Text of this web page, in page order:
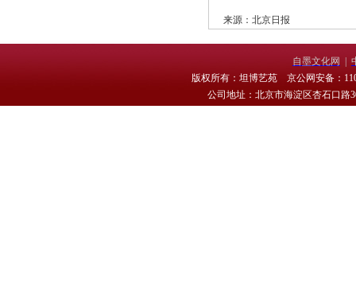
来源：北京日报
自墨文化网
版权所有：坦博艺苑 京公网安备：
公司地址：北京市海淀区杏石口路